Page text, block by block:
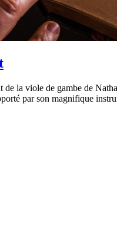
la viole de gambe de
par son magnifique